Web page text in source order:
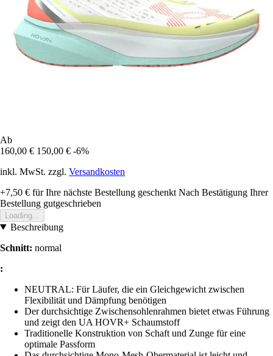
Ab
160,00 € 150,00 € -6%
inkl. MwSt. zzgl. Versandkosten
+7,50 € für Ihre nächste Bestellung geschenkt Nach Bestätigung Ihrer
Bestellung gutgeschrieben
Loading...
Beschreibung
Schnitt: normal
:
NEUTRAL: Für Läufer, die ein Gleichgewicht zwischen
Flexibilität und Dämpfung benötigen
Der durchsichtige Zwischensohlenrahmen bietet etwas Führung
und zeigt den UA HOVR+ Schaumstoff
Traditionelle Konstruktion von Schaft und Zunge für eine
optimale Passform